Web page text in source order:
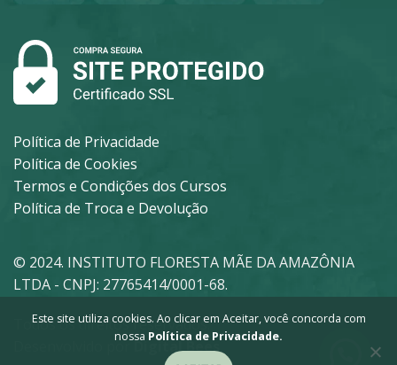
© 2024. INSTITUTO FLORESTA MÃE DA AMAZÔNIA
LTDA - CNPJ: 27765414/0001-68.
Todos os direitos reservados.
Desenvolvido porDigital Bees
Política de Privacidade
Política de Cookies
Termos e Condições dos Cursos
Política de Troca e Devolução
Este site utiliza cookies. Ao clicar em Aceitar, você concorda com
nossa Política de Privacidade.